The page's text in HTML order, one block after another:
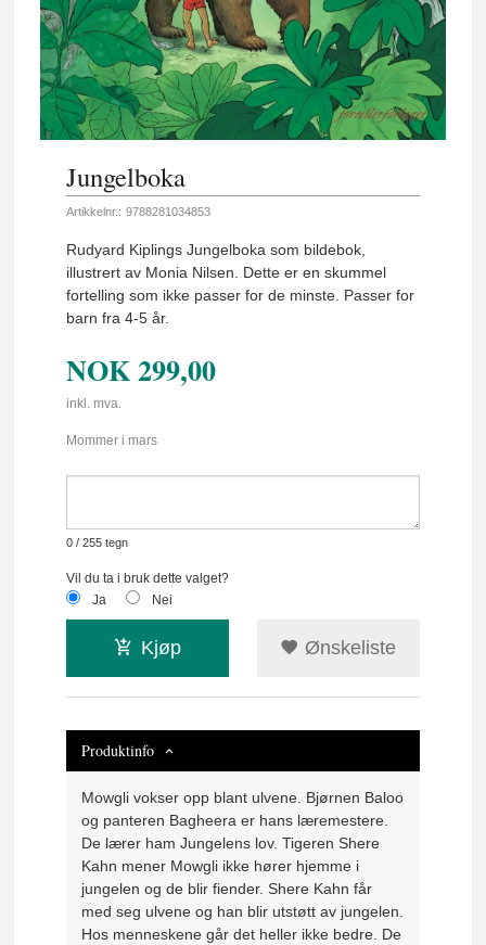
Jungelboka
Artikkelnr.: 9788281034853
Rudyard Kiplings Jungelboka som bildebok,
illustrert av Monia Nilsen. Dette er en skummel
fortelling som ikke passer for de minste. Passer for
barn fra 4-5 år.
NOK299,00
inkl. mva.
Mommer i mars
0 / 255 tegn
Vil du ta i bruk dette valget?
Ja
Nei
Kjøp Ønskeliste
Produktinfo
Mowgli vokser opp blant ulvene. Bjørnen Baloo
og panteren Bagheera er hans læremestere.
De lærer ham Jungelens lov. Tigeren Shere
Kahn mener Mowgli ikke hører hjemme i
jungelen og de blir fiender. Shere Kahn får
med seg ulvene og han blir utstøtt av jungelen.
Hos menneskene går det heller ikke bedre. De